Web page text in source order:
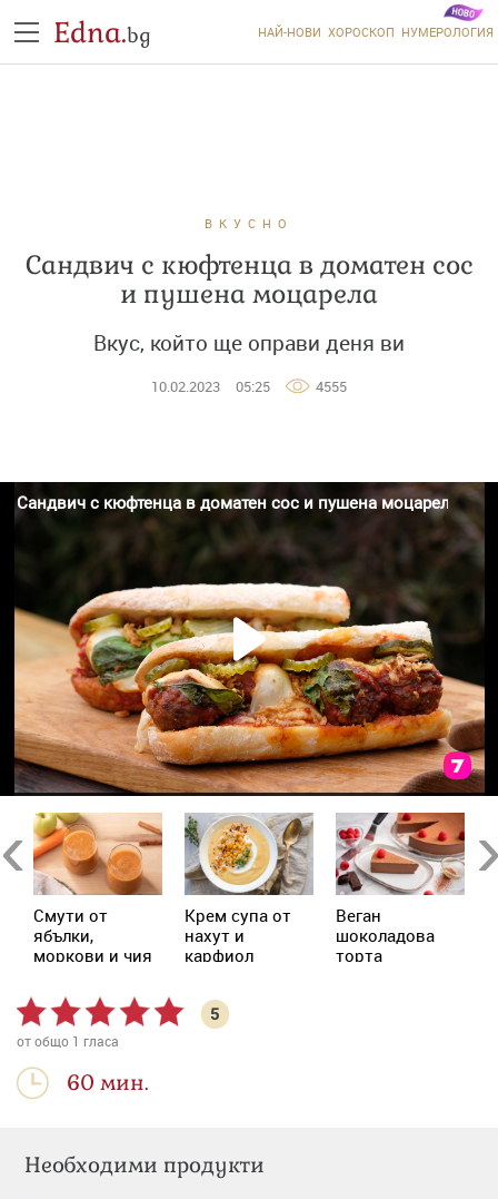
Edna.bg НАЙ-НОВИ ХОРОСКОП НУМЕРОЛОГИЯ
ВКУСНО
Сандвич с кюфтенца в доматен сос
и пушена моцарела
Вкус, който ще оправи деня ви
10.02.2023 05:25 4555
Смути от
ябълки,
моркови и чия
Крем супа от
нахут и
карфиол
Веган
шоколадова
торта
5
от общо 1 гласа
60 мин.
Необходими продукти